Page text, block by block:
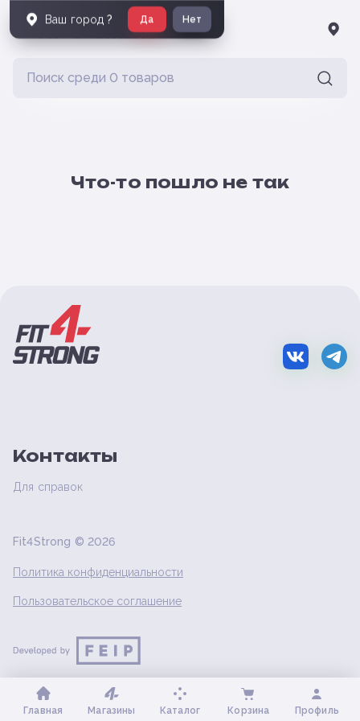
Что-то пошло не так
Контакты
Для справок
Fit4Strong © 2026
Политика конфиденциальности
Пользовательское соглашение
Главная Магазины Каталог Корзина Профиль
Ваш город ? Да Нет